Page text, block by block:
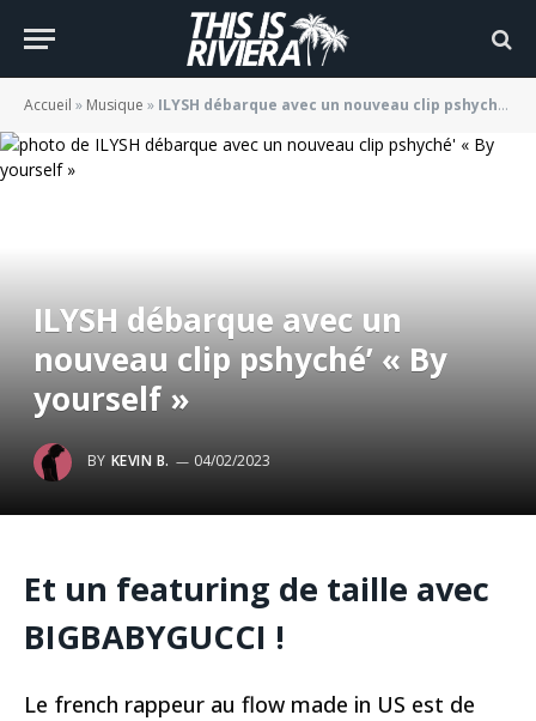
Accueil » Musique » ILYSH débarque avec un nouveau clip pshyché’ « By yourself »
ILYSH débarque avec un
nouveau clip pshyché’ « By
yourself »
BY KEVIN B. 04/02/2023
Et un featuring de taille avec
BIGBABYGUCCI !
Le french rappeur au flow made in US est de